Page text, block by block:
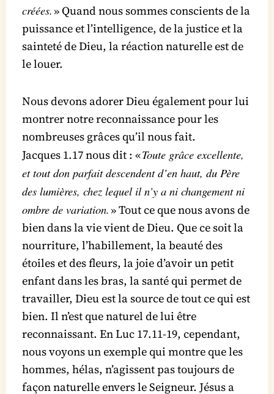
créées.» Quand nous sommes conscients de la
puissance et l’intelligence, de la justice et la
sainteté de Dieu, la réaction naturelle est de
le louer.
Nous devons adorer Dieu également pour lui
montrer notre reconnaissance pour les
nombreuses grâces qu’il nous fait.
Jacques 1.17 nous dit : «Toute grâce excellente,
et tout don parfait descendent d’en haut, du Père
des lumières, chez lequel il n’y a ni changement ni
ombre de variation.» Tout ce que nous avons de
bien dans la vie vient de Dieu. Que ce soit la
nourriture, l’habillement, la beauté des
étoiles et des fleurs, la joie d’avoir un petit
enfant dans les bras, la santé qui permet de
travailler, Dieu est la source de tout ce qui est
bien. Il n’est que naturel de lui être
reconnaissant. En Luc 17.11-19, cependant,
nous voyons un exemple qui montre que les
hommes, hélas, n’agissent pas toujours de
façon naturelle envers le Seigneur. Jésus a